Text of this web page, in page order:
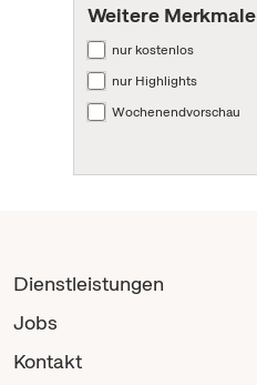
Weitere Merkmale
nur kostenlos
nur Highlights
Wochenendvorschau
Dienstleistungen
Jobs
Kontakt